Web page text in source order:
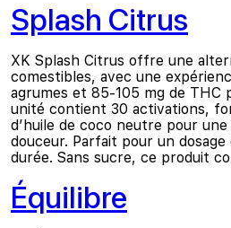
Splash Citrus
XK Splash Citrus offre une
comestibles, avec une
agrumes et 85-105 mg de THC
unité contient 30 activations,
d’huile de coco neutre pour
douceur. Parfait pour un
durée. Sans sucre, ce produit
Équilibre